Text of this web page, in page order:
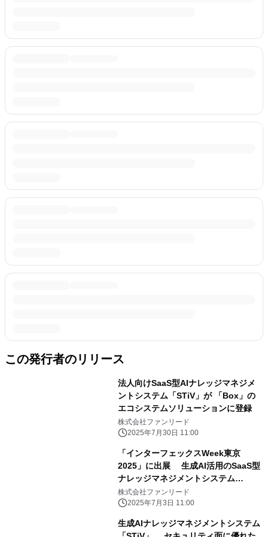
この発行者のリリース
法人向けSaaS型AIナレッジマネジメ
ントシステム「STiV」が 「Box」の
エコシステムソリューションに登録
株式会社ファンリード
2025年7月30日 11:00
「インターフェックスWeek東京
2025」に出展 生成AI活用のSaaS型
ナレッジマネジメントシステム
「STiV」の新機能(デモ)を初披露
株式会社ファンリード
2025年7月3日 11:00
生成AIナレッジマネジメントシステム